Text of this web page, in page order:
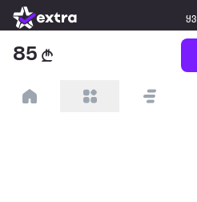
85
ჩვენ შესახებ
წესები და პირობები